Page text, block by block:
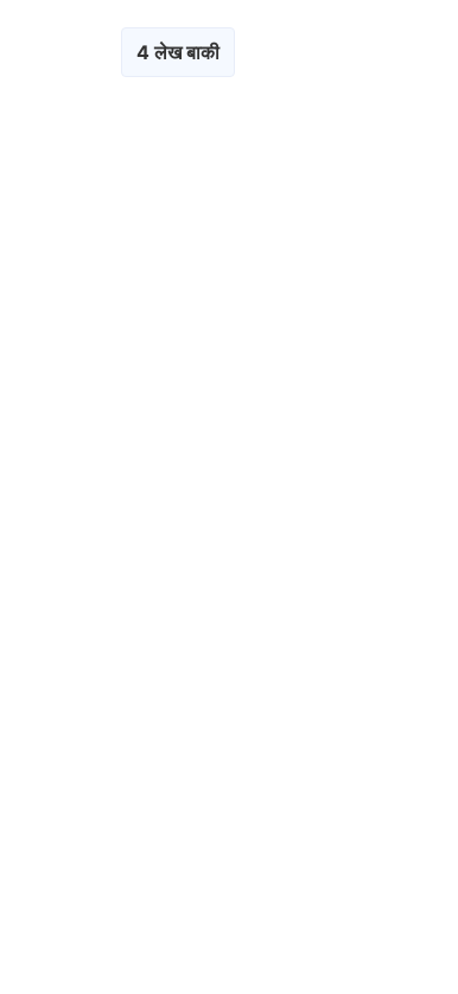
4 लेख बाकी